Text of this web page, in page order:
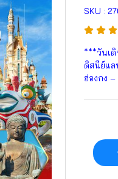
SKU :
***วันเดิ
ดิสนีย์แล
ฮ่องกง